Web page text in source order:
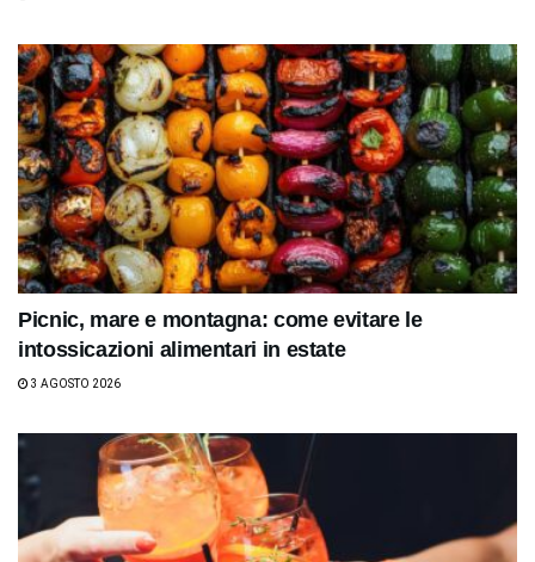
Picnic, mare e montagna: come evitare le
intossicazioni alimentari in estate
3 AGOSTO 2026